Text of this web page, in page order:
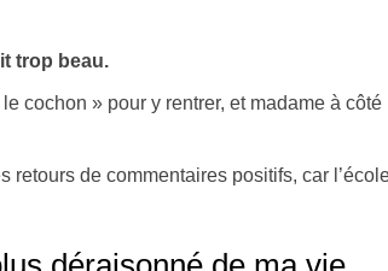
trop beau.
le cochon » pour y rentrer, et madame à
retours de commentaires positifs, car